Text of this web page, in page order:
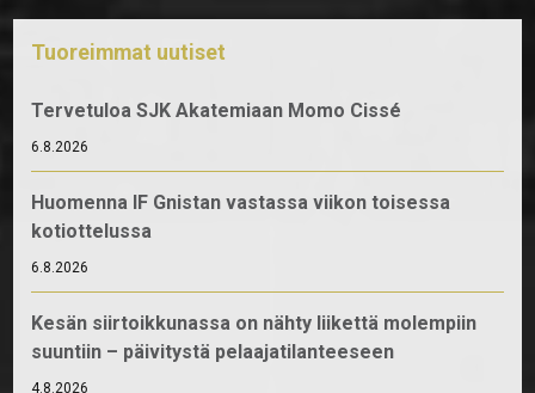
Tuoreimmat uutiset
Tervetuloa SJK Akatemiaan Momo Cissé
6.8.2026
Huomenna IF Gnistan vastassa viikon toisessa
kotiottelussa
6.8.2026
Kesän siirtoikkunassa on nähty liikettä molempiin
suuntiin – päivitystä pelaajatilanteeseen
4.8.2026